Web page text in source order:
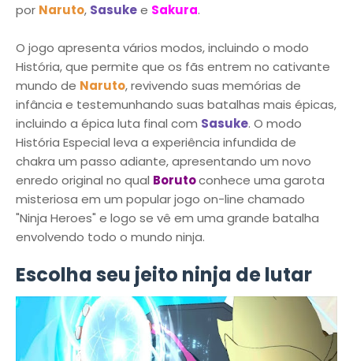
por Naruto, Sasukee Sakura.
O jogo apresenta vários modos, incluindo o modo
História, que permite que os fãs entrem no cativante
mundo de Naruto, revivendo suas memórias de
infância e testemunhando suas batalhas mais épicas,
incluindo a épica luta final com Sasuke. O modo
História Especial leva a experiência infundida de
chakra um passo adiante, apresentando um novo
enredo original no qual Borutoconhece uma garota
misteriosa em um popular jogo on-line chamado
"Ninja Heroes" e logo se vê em uma grande batalha
envolvendo todo o mundo ninja.
Escolha seu jeito ninja de lutar